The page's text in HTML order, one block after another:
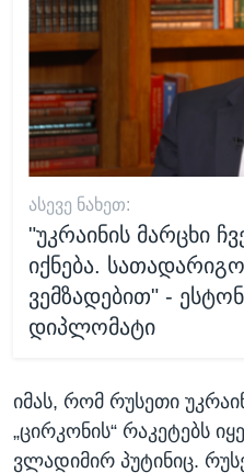
ᲐᲡᲔᲕᲔ ᲜᲐᲮᲔᲗ:
"უკრაინის მარცხი
იქნება.
ვემზადებით" -
დიპლომატი
იმას, რომ რუსეთი
„ცირკონის“ რაკეტებს
ვლადიმირ პუტინიც.